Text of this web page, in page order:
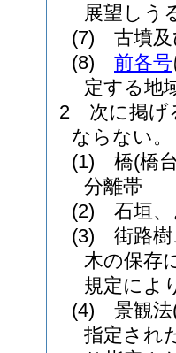
展望しう
(7)
古墳
(8)
前各号
定する地
2
次に掲げ
ならない。
(1)
橋(橋
分離帯
(2)
石垣
(3)
街路
木の保存
規定によ
(4)
景観法
指定され